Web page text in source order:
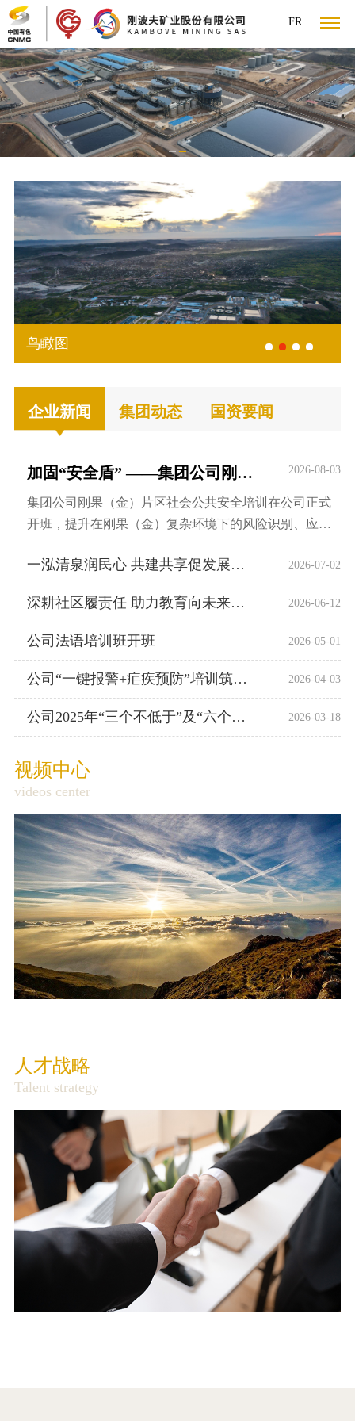
FR
关
于
我
公
司
简
领
导
致
辞
管
理
织
新
闻
心
国
资
要
闻
集
团
新
闻
企
行
报
道
业
介
绍
品
信
息
供
应
链
责
技
安
全
环
社
会
责
任
业
文
化
企
业
精
神
品
牌
持
人
力
资
源
人
才
战
略
才
聘
采
信
息
公
开
标
准
物
服
务
简
易
招
般
询
价
公
示
品
质
量
追
溯
网
页
鸟瞰图
企业新闻 集团动态 国资要闻
加固“安全盾” ——集团公司刚果（金）片区... 2026-08-03
集团公司刚果（金）片区社会公共安全培训在公司正式
开班，提升在刚果（金）复杂环境下的风险识别、应急
处置及自救互救能力，采取现场实训与线上视频参训相
结合的方式。
一泓清泉润民心 共建共享促发展——中色刚波... 2026-07-02
深耕社区履责任 助力教育向未来——刚波夫公... 2026-06-12
公司法语培训班开班 2026-05-01
公司“一键报警+疟疾预防”培训筑牢安全健康... 2026-04-03
公司2025年“三个不低于”及“六个增效”项... 2026-03-18
视频中心
videos center
人才战略
Talent strategy